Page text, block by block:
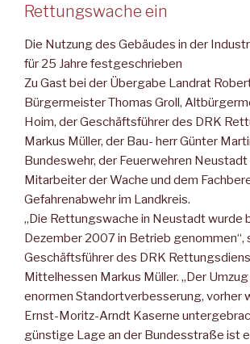
Rettungswache ein
Die Nutzung des Gebäudes in der
für 25 Jahre festgeschrieben
Zu Gast bei der Übergabe Landrat
Bürgermeister Thomas Groll,
Hoim, der Geschäftsführer des DRK
Markus Müller, der Bau- herr Günter
Bundeswehr, der Feuerwehren Neustadt
Mitarbeiter der Wache und dem
Gefahrenabwehr im Landkreis.
„Die Rettungswache in Neustadt wurde
Dezember 2007 in Betrieb genommen“,
Geschäftsführer des DRK
Mittelhessen Markus Müller. „Der
enormen Standortverbesserung, vorher
Ernst-Moritz-Arndt Kaserne
günstige Lage an der Bundesstraße ist